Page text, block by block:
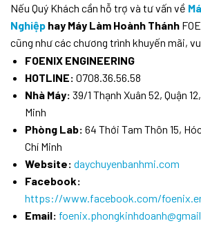
Nếu Quý Khách cần hỗ trợ và tư vấn về
Nghiệp hay Máy Làm Hoành Thánh
cũng như các chương trình khuyến mãi,
FOENIX ENGINEERING
HOTLINE: 0708.36.56.58
Nhà Máy: 39/1 Thạnh Xuân 52, Quận
Minh
Phòng Lab: 64 Thới Tam Thôn 15,
Chí Minh
Website: daychuyenbanhmi.com
Facebook:
https://www.facebook.com/
Email: